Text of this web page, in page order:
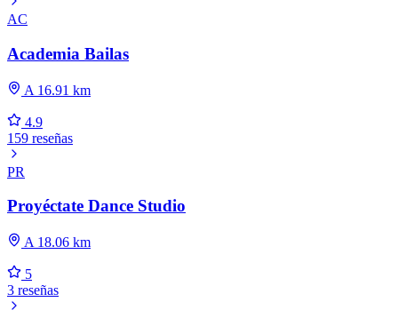
AC
Academia Bailas
A 16.91 km
4.9
159 reseñas
PR
Proyéctate Dance Studio
A 18.06 km
5
3 reseñas